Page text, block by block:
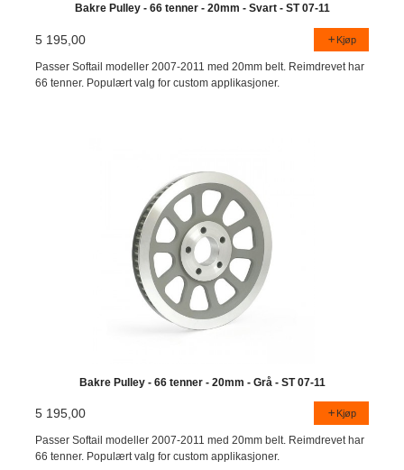
Bakre Pulley - 66 tenner - 20mm - Svart - ST 07-11
5 195,00 Kjøp
Passer Softail modeller 2007-2011 med 20mm belt. Reimdrevet har
66 tenner. Populært valg for custom applikasjoner.
Bakre Pulley - 66 tenner - 20mm - Grå - ST 07-11
5 195,00 Kjøp
Passer Softail modeller 2007-2011 med 20mm belt. Reimdrevet har
66 tenner. Populært valg for custom applikasjoner.